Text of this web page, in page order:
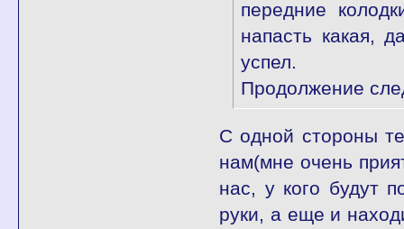
передние
напасть какая,
успел.
Продолжение
С одной стороны
нам(мне очень
нас, у кого будут
руки, а еще и